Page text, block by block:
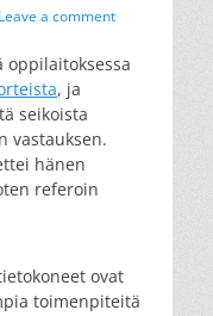
Leave a comment
oppilaitoksessa
, ja
seikoista
vastauksen.
hänen
referoin
ovat
toimenpiteitä